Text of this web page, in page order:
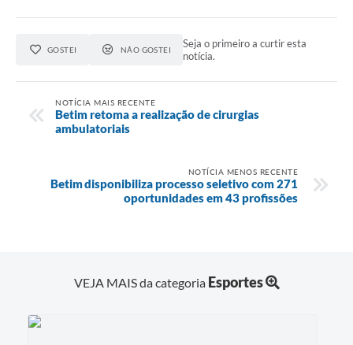
GOSTEI NÃO GOSTEI
Seja o primeiro a curtir esta
notícia.
NOTÍCIA MAIS RECENTE
Betim retoma a realização de cirurgias
ambulatoriais
NOTÍCIA MENOS RECENTE
Betim disponibiliza processo seletivo com 271
oportunidades em 43 profissões
VEJA MAIS da categoria Esportes